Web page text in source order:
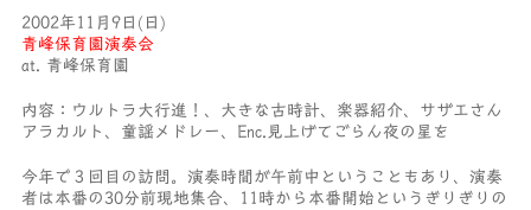
2002年11月9日(日)
青峰保育園演奏会
at. 青峰保育園
内容：ウルトラ大行進！、大きな古時計、楽器紹介、サザエさん
アラカルト、童謡メドレー、Enc.見上げてごらん夜の星を
今年で３回目の訪問。演奏時間が午前中ということもあり、演奏
者は本番の30分前現地集合、11時から本番開始というぎりぎりの